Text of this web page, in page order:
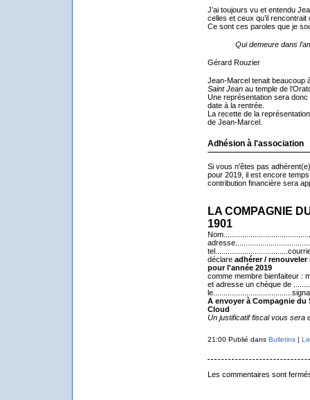
J’ai toujours vu et entendu
celles et ceux qu’il rencontrait
Ce sont ces paroles que je
Qui demeure dans
Gérard Rouzier
Jean-Marcel tenait beaucoup
Saint Jeanau temple de
Une représentation sera
date à la rentrée.
La recette de la
de Jean-Marcel.
Adhésion à l'association
Si vous n'êtes pas
pour 2019, il est encore
contribution financière sera
LA COMPAGNIE
1901
déclare adhérer /
pour l'année 2019
comme membre bienfaiteur :
et adresse un chèque de
A envoyer à Compagnie du
Cloud
Un justificatif fiscal vous sera
21:00 Publié dans Bulletins|
Les commentaires sont